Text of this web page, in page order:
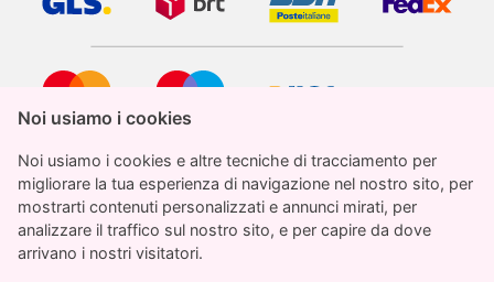
Noi usiamo i cookies
Noi usiamo i cookies e altre tecniche di tracciamento per
migliorare la tua esperienza di navigazione nel nostro sito, per
mostrarti contenuti personalizzati e annunci mirati, per
analizzare il traffico sul nostro sito, e per capire da dove
arrivano i nostri visitatori.
Noi usiamo i cookies
Noi usiamo i cookies e altre tecniche di tracciamento per
migliorare la tua esperienza di navigazione nel nostro sito, per
mostrarti contenuti personalizzati e annunci mirati, per
analizzare il traffico sul nostro sito, e per capire da dove
arrivano i nostri visitatori.
StampaParati.it è un marchio registrato di proprietà